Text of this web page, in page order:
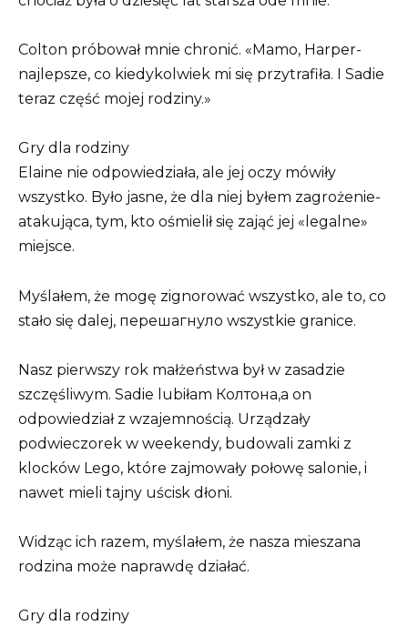
Colton próbował mnie chronić. «Mamo, Harper-
najlepsze, co kiedykolwiek mi się przytrafiła. I Sadie
teraz część mojej rodziny.»
Gry dla rodziny
Elaine nie odpowiedziała, ale jej oczy mówiły
wszystko. Było jasne, że dla niej byłem zagrożenie-
atakująca, tym, kto ośmielił się zająć jej «legalne»
miejsce.
Myślałem, że mogę zignorować wszystko, ale to, co
stało się dalej, перешагнуло wszystkie granice.
Nasz pierwszy rok małżeństwa był w zasadzie
szczęśliwym. Sadie lubiłam Колтона,a on
odpowiedział z wzajemnością. Urządzały
podwieczorek w weekendy, budowali zamki z
klocków Lego, które zajmowały połowę salonie, i
nawet mieli tajny uścisk dłoni.
Widząc ich razem, myślałem, że nasza mieszana
rodzina może naprawdę działać.
Gry dla rodziny